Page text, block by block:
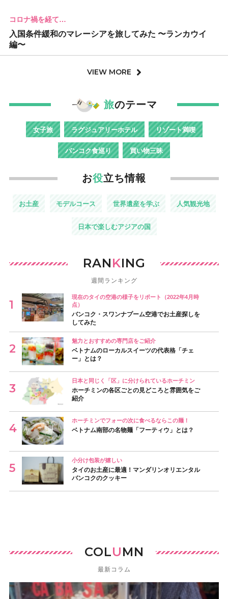
コロナ禍を経て…
入国条件緩和のマレーシアを旅してみた 〜ランカウイ
編〜
VIEW MORE
旅のテーマ
女子旅 ラグジュアリーホテル リゾート満喫
バンコク食巡り 買い物三昧
お役立ち情報
お土産 モデルコース 世界遺産を学ぶ 人気観光地
日本で楽しむアジアの国
RANKING
週間ランキング
現在のタイの空港の様子をリポート（2022年4月時
点）
バンコク・スワンナプーム空港でお土産探しを
してみた
魅力とおすすめの専門店をご紹介
ベトナムのローカルスイーツの代表格「チェ
ー」とは？
日本と同じく「区」に分けられているホーチミン
ホーチミンの各区ごとの見どころと雰囲気をご
紹介
ホーチミンでフォーの次に食べるならこの麺！
ベトナム南部の名物麺「フーティウ」とは？
小分け包装が嬉しい
タイのお土産に最適！マンダリンオリエンタル
バンコクのクッキー
COLUMN
最新コラム